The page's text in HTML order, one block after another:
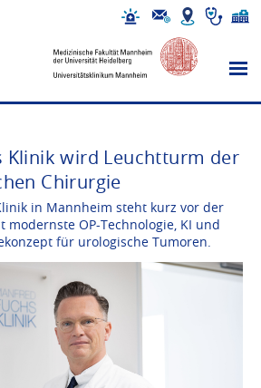
Klinik wird Leuchtturm der
Chirurgie
in Mannheim steht kurz vor der
modernste OP-Technologie, KI und
für urologische Tumoren.